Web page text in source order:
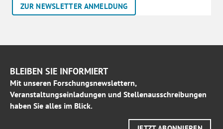
ZUR NEWSLETTER ANMELDUNG
BLEIBEN SIE INFORMIERT
Mit unseren Forschungsnewslettern,
Veranstaltungseinladungen und Stellenausschreibungen
haben Sie alles im Blick.